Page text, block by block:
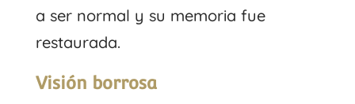
a ser normal y su memoria fue
restaurada.
Visión borrosa